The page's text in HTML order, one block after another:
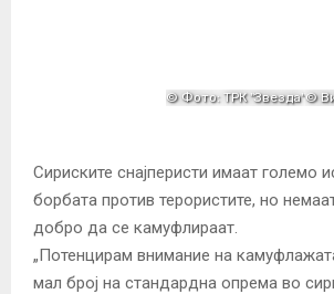
Сириските снајперисти имаат големо
борбата против терористите, но
добро да се камуфлираат.
„Потенцирам внимание на
мал број на стандардна опрема во